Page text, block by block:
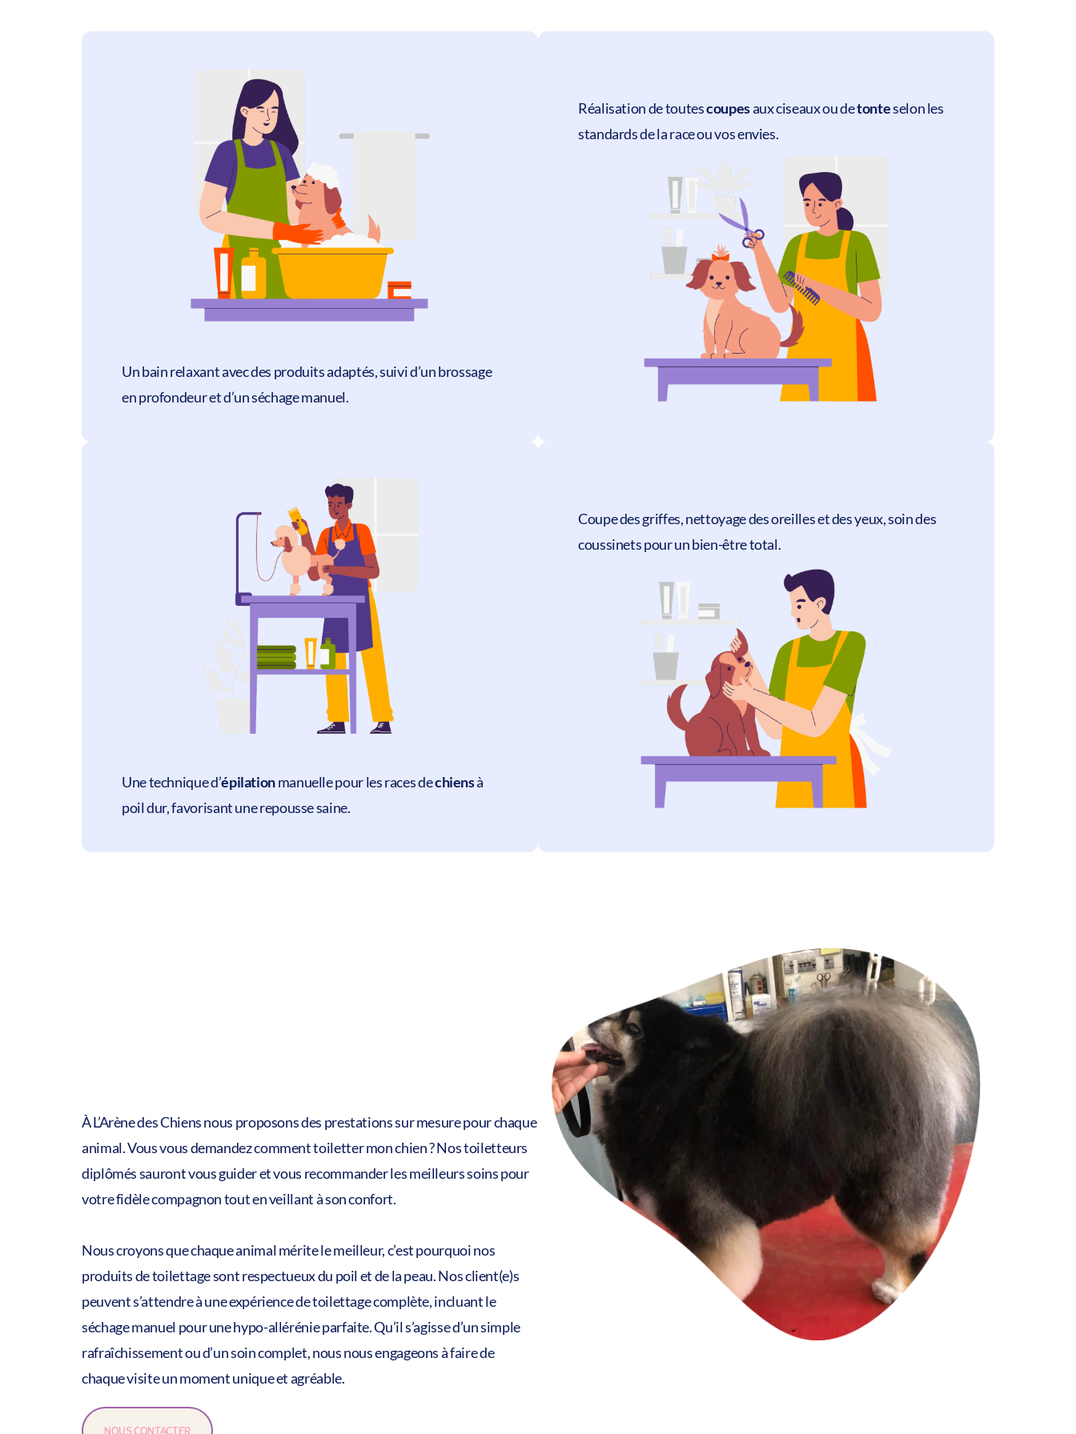
Un bain relaxant avec des produits adaptés, suivi d’un brossage
en profondeur et d’un séchage manuel.
Réalisation de toutescoupesaux ciseaux ou detonteselon les
standards de la race ou vos envies.
Une technique d’épilationmanuelle pour les races dechiensà
poil dur, favorisant une repousse saine.
Coupe des griffes, nettoyage des oreilles et des yeux, soin des
coussinets pour un bien-être total.
À L’Arène des Chiens nous proposons des prestations sur mesure pour chaque
animal. Vous vous demandez comment toiletter mon chien ? Nos toiletteurs
diplômés sauront vous guider et vous recommander les meilleurs soins pour
votre fidèle compagnon tout en veillant à son confort.
Nous croyons que chaque animal mérite le meilleur, c’est pourquoi nos
produits de toilettage sont respectueux du poil et de la peau. Nos client(e)s
peuvent s’attendre à une expérience de toilettage complète, incluant le
séchage manuel pour une hypo-allérénie parfaite. Qu’il s’agisse d’un simple
rafraîchissement ou d’un soin complet, nous nous engageons à faire de
chaque visite un moment unique et agréable.
NOUS CONTACTER